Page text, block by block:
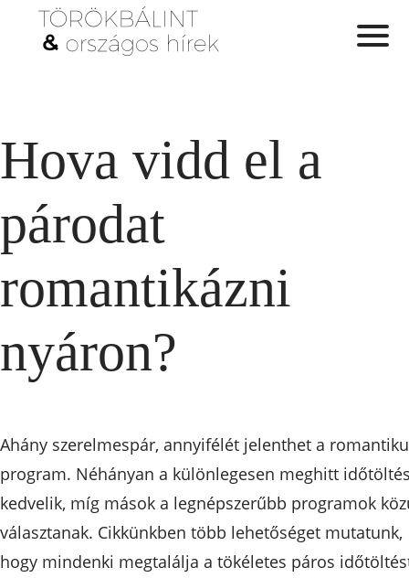
Hova vidd el a
párodat
romantikázni
nyáron?
Ahány szerelmespár, annyifélét jelenthet a
program. Néhányan a különlegesen meghitt
kedvelik, míg mások a legnépszerűbb programok
választanak. Cikkünkben több lehetőséget mutatunk,
hogy mindenki megtalálja a tökéletes páros